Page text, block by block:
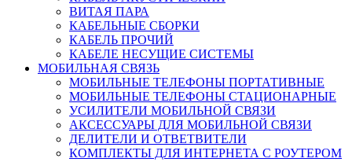
ВИТАЯ ПАРА
КАБЕЛЬНЫЕ СБОРКИ
КАБЕЛЬ ПРОЧИЙ
КАБЕЛЕ НЕСУЩИЕ СИСТЕМЫ
МОБИЛЬНАЯ СВЯЗЬ
МОБИЛЬНЫЕ ТЕЛЕФОНЫ ПОРТАТИВНЫЕ
МОБИЛЬНЫЕ ТЕЛЕФОНЫ СТАЦИОНАРНЫЕ
УСИЛИТЕЛИ МОБИЛЬНОЙ СВЯЗИ
АКСЕССУАРЫ ДЛЯ МОБИЛЬНОЙ СВЯЗИ
ДЕЛИТЕЛИ И ОТВЕТВИТЕЛИ
КОМПЛЕКТЫ ДЛЯ ИНТЕРНЕТА С РОУТЕРОМ